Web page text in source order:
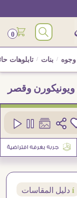
0
/ بنات / تابلوهات
وقصر
كودSA94161
í دليل المقاسات